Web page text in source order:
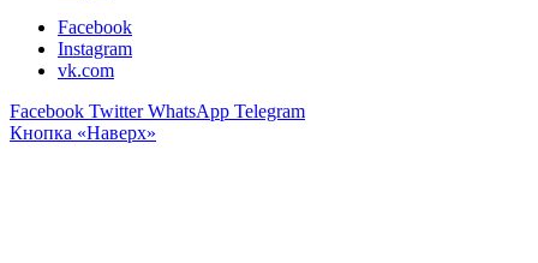
Facebook
Instagram
vk.com
Facebook Twitter WhatsApp Telegram
Кнопка «Наверх»